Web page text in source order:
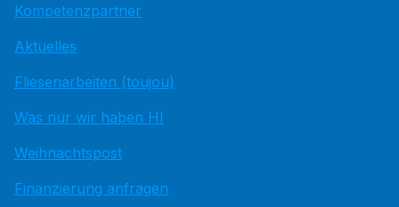
Kompetenzpartner
Aktuelles
Fliesenarbeiten (toujou)
Was nur wir haben HI
Weihnachtspost
Finanzierung anfragen